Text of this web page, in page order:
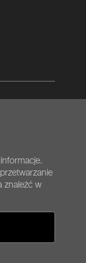
znaleźć w
United States - pl